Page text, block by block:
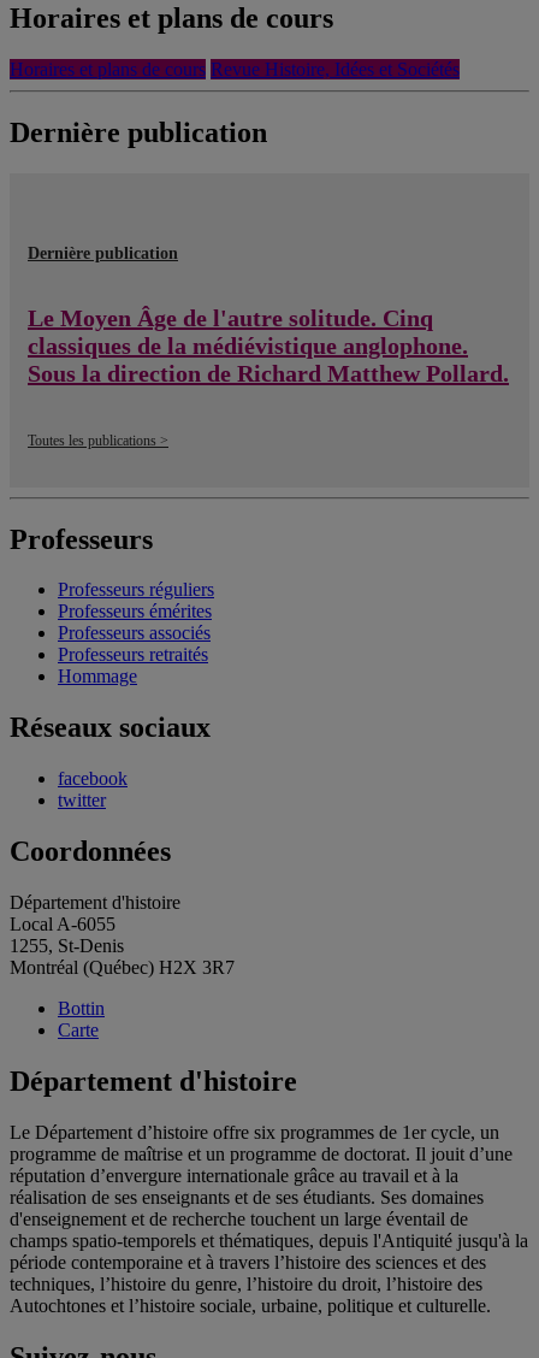
Horaires et plans de cours
Horaires et plans de cours Revue Histoire, Idées et Sociétés
Dernière publication
Dernière publication
Le Moyen Âge de l'autre solitude. Cinq
classiques de la médiévistique anglophone.
Sous la direction de Richard Matthew Pollard.
Toutes les publications >
Professeurs
Professeurs réguliers
Professeurs émérites
Professeurs associés
Professeurs retraités
Hommage
Réseaux sociaux
facebook
twitter
Coordonnées
Département d'histoire
Local A-6055
1255, St-Denis
Montréal (Québec) H2X 3R7
Bottin
Carte
Département d'histoire
Le Département d’histoire offre six programmes de 1er cycle, un
programme de maîtrise et un programme de doctorat. Il jouit d’une
réputation d’envergure internationale grâce au travail et à la
réalisation de ses enseignants et de ses étudiants. Ses domaines
d'enseignement et de recherche touchent un large éventail de
champs spatio-temporels et thématiques, depuis l'Antiquité jusqu'à la
période contemporaine et à travers l’histoire des sciences et des
techniques, l’histoire du genre, l’histoire du droit, l’histoire des
Autochtones et l’histoire sociale, urbaine, politique et culturelle.